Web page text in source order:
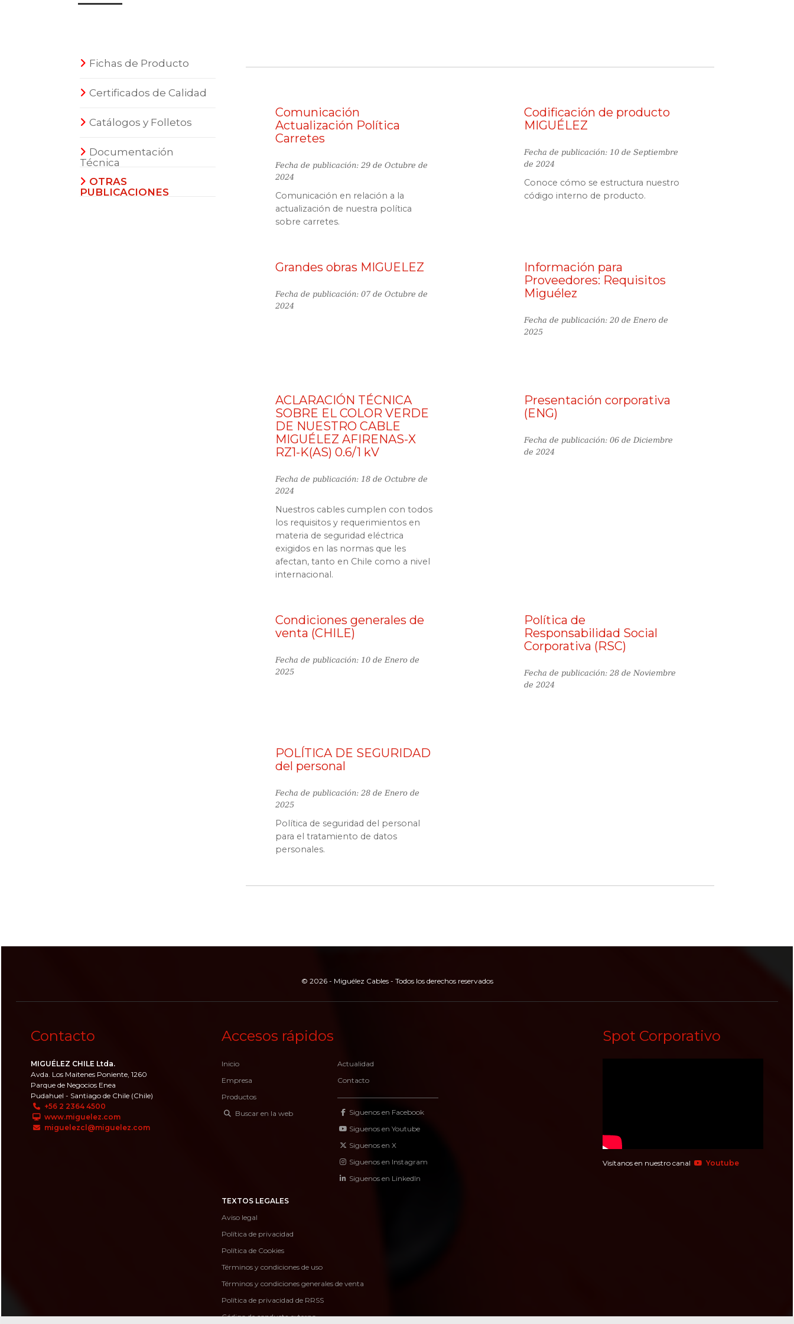
Fichas de Producto
Certificados de Calidad
Catálogos y Folletos
Documentación
Técnica
OTRAS
PUBLICACIONES
Comunicación
Actualización Política
Carretes
Fecha de publicación: 29 de Octubre de
2024
Comunicación en relación a la
actualización de nuestra política
sobre carretes.
Codificación de producto
MIGUÉLEZ
Fecha de publicación: 10 de Septiembre
de 2024
Conoce cómo se estructura nuestro
código interno de producto.
Grandes obras MIGUELEZ
Fecha de publicación: 07 de Octubre de
2024
Información para
Proveedores: Requisitos
Miguélez
Fecha de publicación: 20 de Enero de
2025
ACLARACIÓN TÉCNICA
SOBRE EL COLOR VERDE
DE NUESTRO CABLE
MIGUÉLEZ AFIRENAS-X
RZ1-K(AS) 0.6/1 kV
Fecha de publicación: 18 de Octubre de
2024
Nuestros cables cumplen con todos
los requisitos y requerimientos en
materia de seguridad eléctrica
exigidos en las normas que les
afectan, tanto en Chile como a nivel
internacional.
Presentación corporativa
(ENG)
Fecha de publicación: 06 de Diciembre
de 2024
Condiciones generales de
venta (CHILE)
Fecha de publicación: 10 de Enero de
2025
Política de
Responsabilidad Social
Corporativa (RSC)
Fecha de publicación: 28 de Noviembre
de 2024
POLÍTICA DE SEGURIDAD
del personal
Fecha de publicación: 28 de Enero de
2025
Política de seguridad del personal
para el tratamiento de datos
personales.
© 2026 - Miguélez Cables - Todos los derechos reservados
Contacto
MIGUÉLEZ CHILE Ltda.
Avda. Los Maitenes Poniente, 1260
Parque de Negocios Enea
Pudahuel - Santiago de Chile (Chile)
+56 2 2364 4500
www.miguelez.com
miguelezcl@miguelez.com
Accesos rápidos
Inicio
Empresa
Productos
Buscar en la web
Actualidad
Contacto
Siguenos en Facebook
Siguenos en Youtube
Siguenos en X
Siguenos en Instagram
Siguenos en LinkedIn
TEXTOS LEGALES
Aviso legal
Política de privacidad
Política de Cookies
Términos y condiciones de uso
Términos y condiciones generales de venta
Política de privacidad de RRSS
Código de conducta externo
Spot Corporativo
Visítanos en nuestro canal Youtube